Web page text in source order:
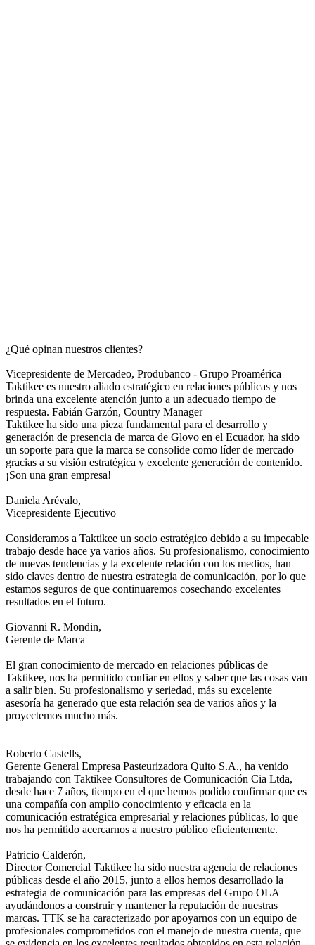
¿Qué opinan nuestros clientes?
Vicepresidente de Mercadeo, Produbanco - Grupo Proamérica
Taktikee es nuestro aliado estratégico en relaciones públicas y nos
brinda una excelente atención junto a un adecuado tiempo de
respuesta. Fabián Garzón, Country Manager
Taktikee ha sido una pieza fundamental para el desarrollo y
generación de presencia de marca de Glovo en el Ecuador, ha sido
un soporte para que la marca se consolide como líder de mercado
gracias a su visión estratégica y excelente generación de contenido.
¡Son una gran empresa!
Daniela Arévalo,
Vicepresidente Ejecutivo
Consideramos a Taktikee un socio estratégico debido a su impecable
trabajo desde hace ya varios años. Su profesionalismo, conocimiento
de nuevas tendencias y la excelente relación con los medios, han
sido claves dentro de nuestra estrategia de comunicación, por lo que
estamos seguros de que continuaremos cosechando excelentes
resultados en el futuro.
Giovanni R. Mondin,
Gerente de Marca
El gran conocimiento de mercado en relaciones públicas de
Taktikee, nos ha permitido confiar en ellos y saber que las cosas van
a salir bien. Su profesionalismo y seriedad, más su excelente
asesoría ha generado que esta relación sea de varios años y la
proyectemos mucho más.
Roberto Castells,
Gerente General Empresa Pasteurizadora Quito S.A., ha venido
trabajando con Taktikee Consultores de Comunicación Cia Ltda,
desde hace 7 años, tiempo en el que hemos podido confirmar que es
una compañía con amplio conocimiento y eficacia en la
comunicación estratégica empresarial y relaciones públicas, lo que
nos ha permitido acercarnos a nuestro público eficientemente.
Patricio Calderón,
Director Comercial Taktikee ha sido nuestra agencia de relaciones
públicas desde el año 2015, junto a ellos hemos desarrollado la
estrategia de comunicación para las empresas del Grupo OLA
ayudándonos a construir y mantener la reputación de nuestras
marcas. TTK se ha caracterizado por apoyarnos con un equipo de
profesionales comprometidos con el manejo de nuestra cuenta, que